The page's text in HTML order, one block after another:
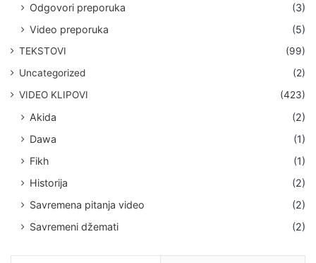
Odgovori preporuka
(3)
Video preporuka
(5)
TEKSTOVI
(99)
Uncategorized
(2)
VIDEO KLIPOVI
(423)
Akida
(2)
Dawa
(1)
Fikh
(1)
Historija
(2)
Savremena pitanja video
(2)
Savremeni džemati
(2)